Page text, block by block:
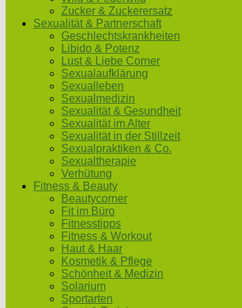
Zucker & Zuckerersatz
Sexualität & Partnerschaft
Geschlechtskrankheiten
Libido & Potenz
Lust & Liebe Corner
Sexualaufklärung
Sexualleben
Sexualmedizin
Sexualität & Gesundheit
Sexualität im Alter
Sexualität in der Stillzeit
Sexualpraktiken & Co.
Sexualtherapie
Verhütung
Fitness & Beauty
Beautycorner
Fit im Büro
Fitnesstipps
Fitness & Workout
Haut & Haar
Kosmetik & Pflege
Schönheit & Medizin
Solarium
Sportarten